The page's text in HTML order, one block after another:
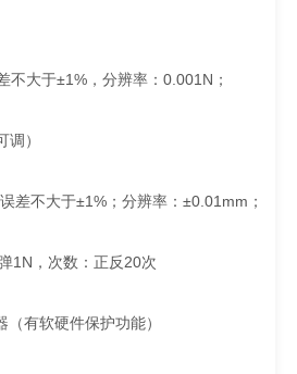
不大于±1%，分辨率：0.001N；
）
差不大于±1%；分辨率：±0.01mm；
1N，次数：正反20次
有软硬件保护功能）